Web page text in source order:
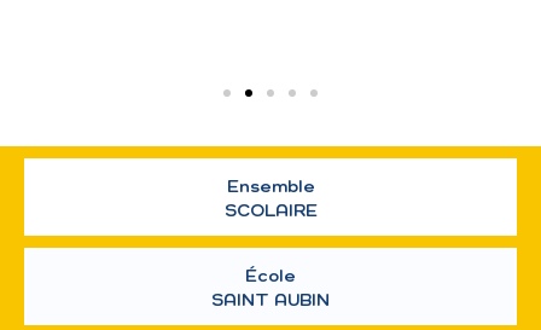
Ensemble
SCOLAIRE
École
SAINT AUBIN